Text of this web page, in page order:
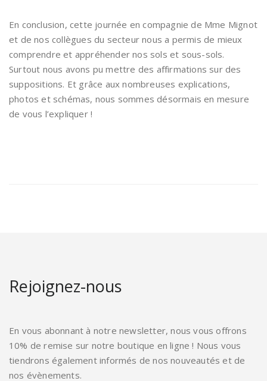
En conclusion, cette journée en compagnie de Mme Mignot
et de nos collègues du secteur nous a permis de mieux
comprendre et appréhender nos sols et sous-sols.
Surtout nous avons pu mettre des affirmations sur des
suppositions. Et grâce aux nombreuses explications,
photos et schémas, nous sommes désormais en mesure
de vous l’expliquer !
Rejoignez-nous
En vous abonnant à notre newsletter, nous vous offrons
10% de remise sur notre boutique en ligne ! Nous vous
tiendrons également informés de nos nouveautés et de
nos évènements.